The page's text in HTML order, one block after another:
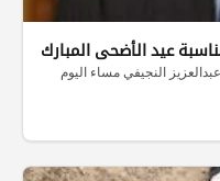
عيد الأضحى المبارك
النجيفي مساء اليوم